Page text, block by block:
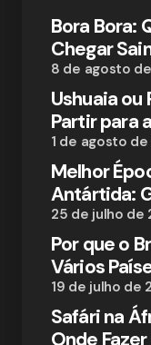
Bora Bora:
Chegar
8 de agosto
Ushuaia ou
Partir para
1 de agosto
Melhor
Antártida:
25 de julho de
Por que o
Vários
19 de julho de
Safári na
Onde